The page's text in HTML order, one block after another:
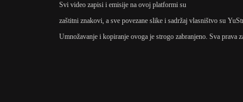
Svi video zapisi i emisije na ovoj platformi su
zaštitni znakovi, a sve povezane slike i sadržaj vlasništvo su
Umnožavanje i kopiranje ovoga je strogo zabranjeno. Sva prava